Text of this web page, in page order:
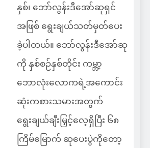
နှစ်၊ ဘော်လွန်းဒီအော်ဆုရှင်
အဖြစ် ရွေးချယ်သတ်မှတ်ပေး
ခဲ့ပါတယ်။ ဘော်လွန်းဒီအော်ဆု
ကို နှစ်စဉ်နှစ်တိုင်း ကမ္ဘာ့
ဘောလုံးလောကရဲ့အကောင်း
ဆုံးကစားသမားအတွက်
ရွေးချယ်ချီးမြှင့်လေ့ရှိပြီး ၆၈
ကြိမ်မြောက် ဆုပေးပွဲကိုတော့